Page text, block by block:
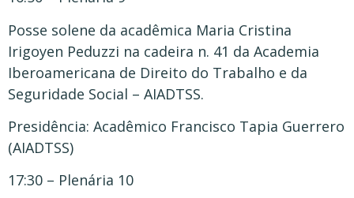
Posse solene da acadêmica Maria Cristina
Irigoyen Peduzzi na cadeira n. 41 da Academia
Iberoamericana de Direito do Trabalho e da
Seguridade Social – AIADTSS.
Presidência: Acadêmico Francisco Tapia Guerrero
(AIADTSS)
17:30 – Plenária 10